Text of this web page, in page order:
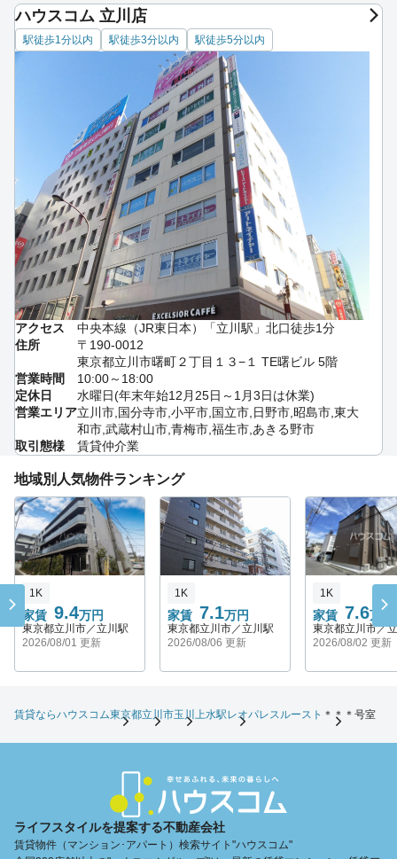
ハウスコム 立川店
駅徒歩1分以内 駅徒歩3分以内 駅徒歩5分以内
アクセス
中央本線（JR東日本）「立川駅」北口徒歩1分
住所
〒190-0012
東京都立川市曙町２丁目１３−１ TE曙ビル 5階
営業時間
10:00～18:00
定休日
水曜日(年末年始12月25日～1月3日は休業)
営業エリア立川市,国分寺市,小平市,国立市,日野市,昭島市,東大
和市,武蔵村山市,青梅市,福生市,あきる野市
取引態様
賃貸仲介業
地域別人気物件ランキング
家賃 9.4万円
1K
東京都立川市／立川駅
2026/08/01 更新
家賃 7.1万円
1K
東京都立川市／立川駅
2026/08/06 更新
家賃 7.6万円
1K
東京都立川市／
2026/08/02 更新
賃貸ならハウスコム東京都立川市玉川上水駅レオパレスルースト ＊＊＊号室
ライフスタイルを提案する不動産会社
賃貸物件（マンション･アパート）検索サイト"ハウスコム"